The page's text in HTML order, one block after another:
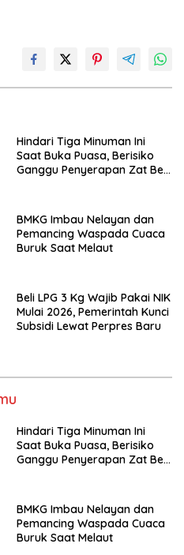
Hindari Tiga Minuman Ini
Saat Buka Puasa, Berisiko
Ganggu Penyerapan Zat Besi
BMKG Imbau Nelayan dan
Pemancing Waspada Cuaca
Buruk Saat Melaut
Beli LPG 3 Kg Wajib Pakai NIK
Mulai 2026, Pemerintah Kunci
Subsidi Lewat Perpres Baru
Hindari Tiga Minuman Ini
Saat Buka Puasa, Berisiko
Ganggu Penyerapan Zat Besi
BMKG Imbau Nelayan dan
Pemancing Waspada Cuaca
Buruk Saat Melaut